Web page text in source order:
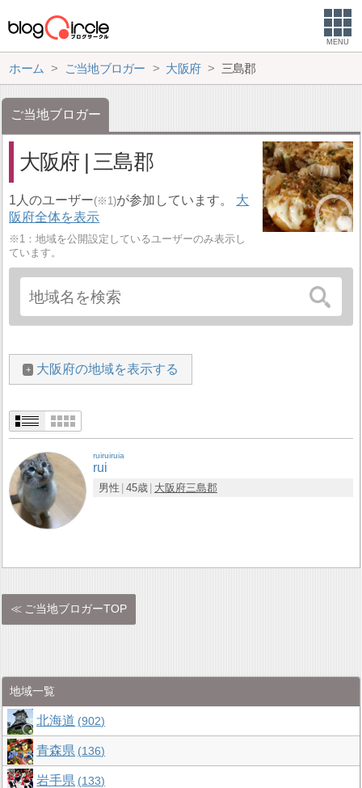
MENU
ホーム ご当地ブロガー 大阪府 三島郡
ご当地ブロガー
大阪府 | 三島郡
1人のユーザー(※1)が参加しています。 大
阪府全体を表示
※1：地域を公開設定しているユーザーのみ表示し
ています。
大阪府の地域を表示する
ruiruiruia
rui
男性 45歳 大阪府三島郡
ご当地ブロガーTOP
地域一覧
北海道 902
青森県 136
岩手県 133